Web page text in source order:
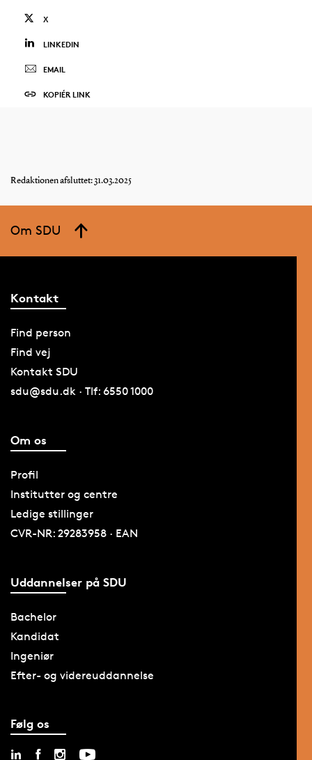
X
LINKEDIN
EMAIL
KOPIÉR LINK
Redaktionen afsluttet: 31.03.2025
Om SDU
Kontakt
Find person
Find vej
Kontakt SDU
sdu@sdu.dk · Tlf: 6550 1000
Om os
Profil
Institutter og centre
Ledige stillinger
CVR-NR: 29283958 · EAN
Uddannelser på SDU
Bachelor
Kandidat
Ingeniør
Efter- og videreuddannelse
Følg os